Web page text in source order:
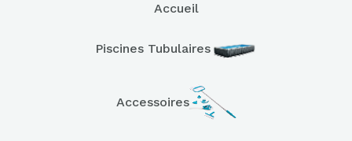
Accueil
Piscines Tubulaires
Accessoires